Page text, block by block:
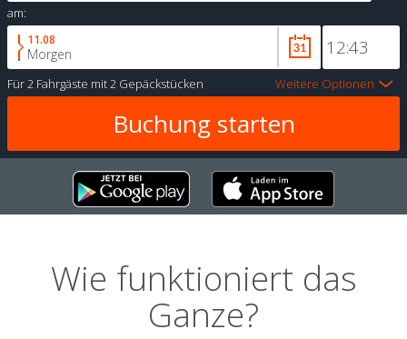
am:
11.08
Morgen
Für2 Fahrgäste mit2 Gepäckstücken Weitere Optionen
Wie funktioniert das
Ganze?